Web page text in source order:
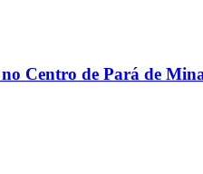
Centro de Pará de